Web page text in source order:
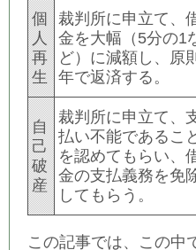
個
人
再
生
裁判所に申立て、
金を大幅（5分の1
ど）に減額し、原
年で返済する。
自
己
破
産
裁判所に申立て、
払い不能であるこ
を認めてもらい、
金の支払義務を免
してもらう。
この記事では、この中